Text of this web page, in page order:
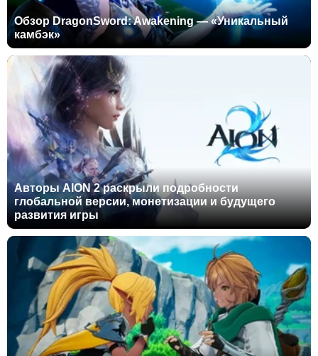
Обзор DragonSword: Awakening — «Уникальный
камбэк»
Авторы AION 2 раскрыли подробности
глобальной версии, монетизации и будущего
развития игры